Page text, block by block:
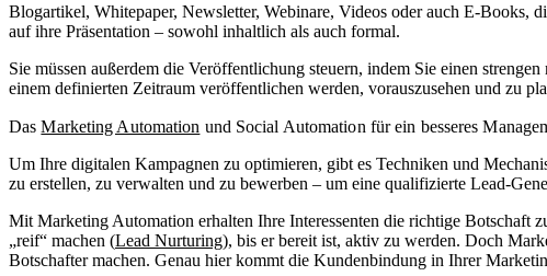
Blogartikel, Whitepaper, Newsletter, Webinare, Videos oder auch E-Books,
auf ihre Präsentation – sowohl inhaltlich als auch formal.
Sie müssen außerdem die Veröffentlichung steuern, indem Sie einen
einem definierten Zeitraum veröffentlichen werden, vorauszusehen und zu
DasMarketing Automation und Social Automation für ein besseres
Um Ihre digitalen Kampagnen zu optimieren, gibt es Techniken und
zu erstellen, zu verwalten und zu bewerben – um eine qualifizierte Lead-
Mit Marketing Automation erhalten Ihre Interessenten die richtige Botschaft
„reif“ machen (Lead Nurturing), bis er bereit ist, aktiv zu werden. Doch
Botschafter machen. Genau hier kommt die Kundenbindung in Ihrer